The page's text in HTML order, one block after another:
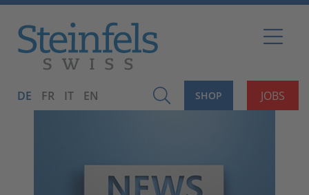
JOBS
SHOP
DE FR IT EN